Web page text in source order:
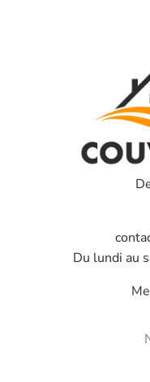
Du lundi au